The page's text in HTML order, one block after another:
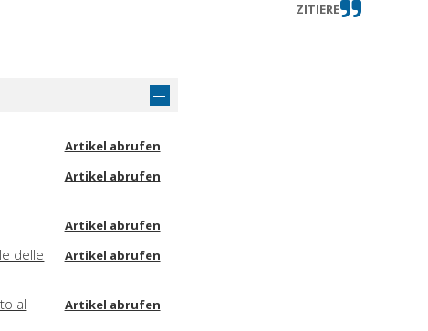
Artikel abrufen
Artikel abrufen
Artikel abrufen
delle
Artikel abrufen
al
Artikel abrufen
ZITIERE